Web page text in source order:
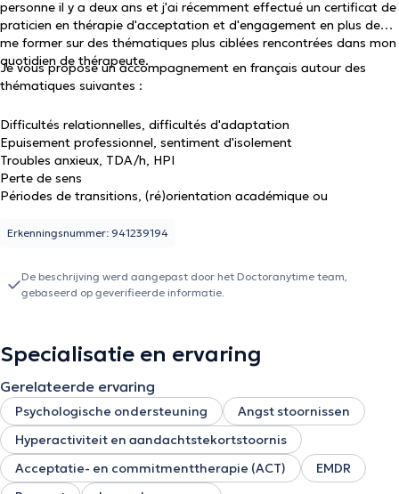
personne il y a deux ans et j'ai récemment effectué un certificat de
praticien en thérapie d'acceptation et d'engagement en plus de
me former sur des thématiques plus ciblées rencontrées dans mon
quotidien de thérapeute.
Je vous propose un accompagnement en français autour des
thématiques suivantes :
Difficultés relationnelles, difficultés d'adaptation
Epuisement professionnel, sentiment d'isolement
Troubles anxieux, TDA/h, HPI
Perte de sens
Périodes de transitions, (ré)orientation académique ou
Erkenningsnummer: 941239194
De beschrijving werd aangepast door het Doctoranytime team,
gebaseerd op geverifieerde informatie.
Specialisatie en ervaring
Gerelateerde ervaring
Psychologische ondersteuning
Angst stoornissen
Hyperactiviteit en aandachtstekortstoornis
Acceptatie- en commitmenttherapie (ACT)
EMDR